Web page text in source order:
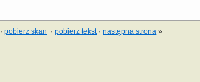
·pobierz skan ·pobierz tekst·następna strona »